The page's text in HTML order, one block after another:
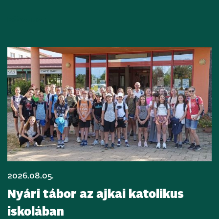
2026.08.05.
Nyári tábor az ajkai katolikus
iskolában